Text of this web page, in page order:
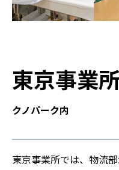
東京事業
クノパーク内
東京事業所では、物流